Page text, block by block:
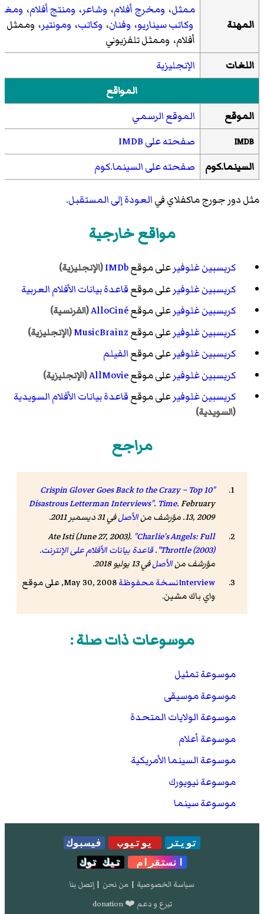
المهنة
ممثل، ومخرج أفلام، وشاعر، ومنتج أفلام،
وكاتب سيناريو، وفنان، وكاتب، ومونتير، وممثل
أفلام، وممثل تلفزيوني
اللغات
الإنجليزية
المواقع
الموقع
الموقع الرسمي
IMDB
صفحته على IMDB
السينما.كوم
صفحته على السينما.كوم
مثل دور جورج ماكفلاي فيالعودة إلى المستقبل.
مواقع خارجية
كريسبين غلوفيرعلى موقعIMDb(الإنجليزية)
كريسبين غلوفيرعلى موقعقاعدة بيانات الأفلام العربية
كريسبين غلوفيرعلى موقعAlloCiné(الفرنسية)
كريسبين غلوفيرعلى موقعMusicBrainz(الإنجليزية)
كريسبين غلوفيرعلى موقعالفيلم
كريسبين غلوفيرعلى موقعAllMovie(الإنجليزية)
كريسبين غلوفيرعلى موقعقاعدة بيانات الأفلام السويدية
(السويدية)
مراجع
"Crispin Glover Goes Back to the Crazy – Top 10
Disastrous Letterman Interviews". Time. February
13, 2009. مؤرشف من
الأصلفي 31 ديسمبر 2011
.
Ate Isti (June 27, 2003). "Charlie's Angels: Full
Throttle (2003)"
.قاعدة بيانات الأفلام على الإنترنت.
مؤرشف منالأصلفي 13 يوليو 2018
.
Interviewنسخة محفوظة
May 30, 2008, على موقع
واي باك مشين.
موسوعات ذات صلة :
موسوعة تمثيل
موسوعة موسيقى
موسوعة الولايات المتحدة
موسوعة أعلام
موسوعة السينما الأمريكية
موسوعة نيويورك
موسوعة سينما
تويتر يوتيوب
فيسبوك
انستقرام
تيك توك
سياسة الخصوصية | من نحن | إتصل بنا
تبرع و دعم ❤️ donation